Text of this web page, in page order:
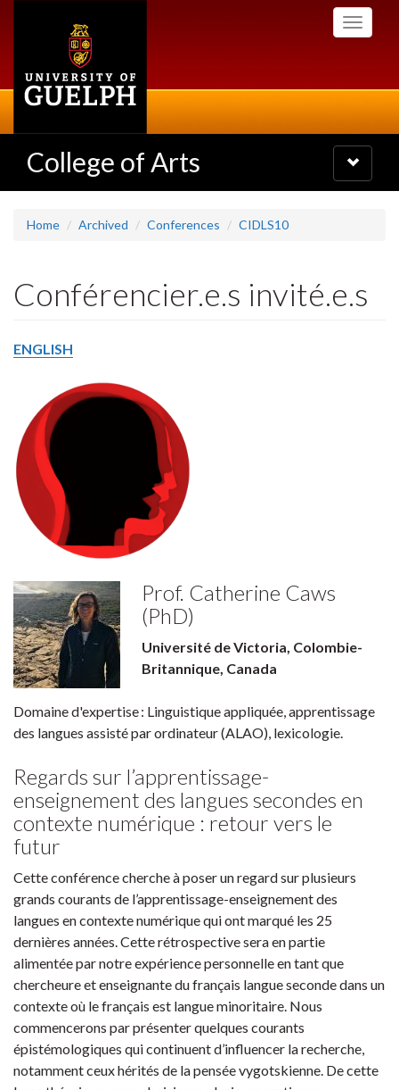
Toggle
College of Arts
Toggle
navigation
Home Archived Conferences CIDLS10
Conférencier.e.s invité.e.s
ENGLISH
Prof. Catherine Caws
(PhD)
Université de Victoria, Colombie-
Britannique, Canada
Domaine d'expertise : Linguistique appliquée, apprentissage
des langues assisté par ordinateur (ALAO), lexicologie.
Regards sur l’apprentissage-
enseignement des langues secondes en
contexte numérique : retour vers le
futur
Cette conférence cherche à poser un regard sur plusieurs
grands courants de l’apprentissage-enseignement des
langues en contexte numérique qui ont marqué les 25
dernières années. Cette rétrospective sera en partie
alimentée par notre expérience personnelle en tant que
chercheure et enseignante du français langue seconde dans un
contexte où le français est langue minoritaire. Nous
commencerons par présenter quelques courants
épistémologiques qui continuent d’influencer la recherche,
notamment ceux hérités de la pensée vygotskienne. De cette